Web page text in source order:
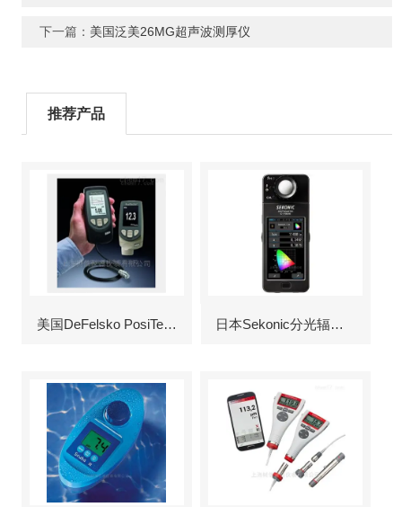
下一篇： 美国泛美26MG超声波测厚仪
推荐产品
美国DeFelsko PosiTector6000涂层测厚仪 日本Sekonic分光辐射照度计